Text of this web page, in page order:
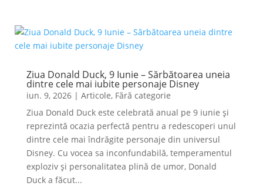
Ziua Donald Duck, 9 Iunie – Sărbătoarea uneia
dintre cele mai iubite personaje Disney
iun. 9, 2026| Articole, Fără categorie
Ziua Donald Duck este celebrată anual pe 9 iunie și
reprezintă ocazia perfectă pentru a redescoperi unul
dintre cele mai îndrăgite personaje din universul
Disney. Cu vocea sa inconfundabilă, temperamentul
exploziv și personalitatea plină de umor, Donald
Duck a făcut...